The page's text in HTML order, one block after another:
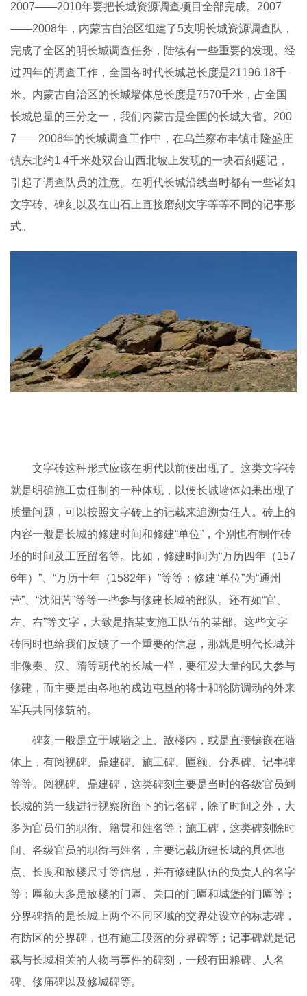
2007——2010年要把长城资源调查项目全部完成。2007
——2008年，内蒙古自治区组建了5支明长城资源调查队，
完成了全区的明长城调查任务，陆续有一些重要的发现。经
过四年的调查工作，全国各时代长城总长度是21196.18千
米。内蒙古自治区的长城墙体总长度是7570千米，占全国
长城总量的三分之一，我们内蒙古是全国的长城大省。200
7——2008年的长城调查工作中，在乌兰察布丰镇市隆盛庄
镇东北约1.4千米处双台山西北坡上发现的一块石刻题记，
引起了调查队员的注意。在明代长城沿线当时都有一些诸如
文字砖、碑刻以及在山石上直接磨刻文字等等不同的记事形
式。
文字砖这种形式应该在明代以前便出现了。这类文字砖
就是明确施工责任制的一种体现，以便长城墙体如果出现了
质量问题，可以按照文字砖上的记载来追溯责任人。砖上的
内容一般是长城的修建时间和修建“单位”，个别也有制作砖
坯的时间及工匠留名等。比如，修建时间为“万历四年（157
6年）”、“万历十年（1582年）”等等；修建“单位”为“通州
营”、“沈阳营”等等一些参与修建长城的部队。还有如“官、
左、右”等文字，大致是指某支施工队伍的某部。这些文字
砖同时也给我们反馈了一个重要的信息，那就是明代长城并
非像秦、汉、隋等朝代的长城一样，要征发大量的民夫参与
修建，而主要是由各地的戍边屯垦的将士和轮防调动的外来
军兵共同修筑的。
碑刻一般是立于城墙之上、敌楼内，或是直接镶嵌在墙
体上，有阅视碑、鼎建碑、施工碑、匾额、分界碑、记事碑
等等。阅视碑、鼎建碑，这类碑刻主要是当时的各级官员到
长城的第一线进行视察所留下的记名碑，除了时间之外，大
多为官员们的职衔、籍贯和姓名等；施工碑，这类碑刻除时
间、各级官员的职衔与姓名，主要记载所建长城的具体地
点、长度和敌楼尺寸等信息，并有修建队伍的负责人的名字
等；匾额大多是敌楼的门匾、关口的门匾和城堡的门匾等；
分界碑指的是长城上两个不同区域的交界处设立的标志碑，
有防区的分界碑，也有施工段落的分界碑等；记事碑就是记
载与长城相关的人物与事件的碑刻，一般有田粮碑、人名
碑、修庙碑以及修城碑等。